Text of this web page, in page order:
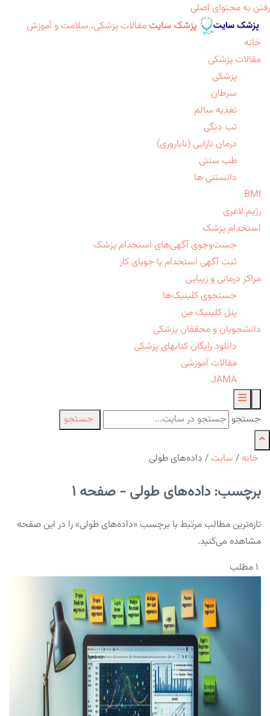
رفتن به محتوای اصلی
پزشک سایت مقالات پزشکی، سلامت و آموزش
خانه
مقالات پزشکی
پزشکی
سرطان
تغذیه سالم
تب دنگی
درمان نازایی (ناباروری)
طب سنتی
دانستنی ها
BMI
رژیم لاغری
استخدام پزشک
جست‌وجوی آگهی‌های استخدام پزشک
ثبت آگهی استخدام یا جویای کار
مراکز درمانی و زیبایی
جستجوی کلینیک‌ها
پنل کلینیک من
دانشجویان و محققان پزشکی
دانلود رایگان کتابهای پزشکی
مقالات آموزشی
JAMA
جستجو جستجو
خانه / سایت / داده‌های طولی
برچسب: داده‌های طولی - صفحه 1
تازه‌ترین مطالب مرتبط با برچسب «داده‌های طولی» را در این صفحه
مشاهده می‌کنید.
۱ مطلب